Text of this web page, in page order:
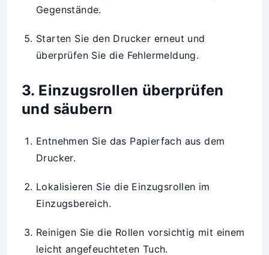
Gegenstände.
Starten Sie den Drucker erneut und
überprüfen Sie die Fehlermeldung.
3. Einzugsrollen überprüfen
und säubern
Entnehmen Sie das Papierfach aus dem
Drucker.
Lokalisieren Sie die Einzugsrollen im
Einzugsbereich.
Reinigen Sie die Rollen vorsichtig mit einem
leicht angefeuchteten Tuch.